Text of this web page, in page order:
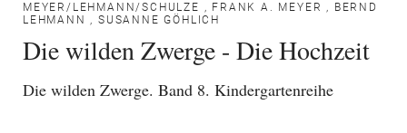
MEYER/LEHMANN/SCHULZE , FRANK A. MEYER , BERND
LEHMANN
,SUSANNE GÖHLICH
Die wilden Zwerge - Die Hochzeit
Die wilden Zwerge. Band 8. Kindergartenreihe